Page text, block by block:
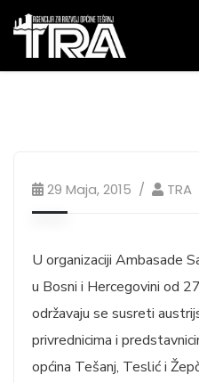
29 Maja, 2015 TRA
U organizaciji Ambasade
u Bosni i Hercegovini od
održavaju se susreti
privrednicima i
općina Tešanj, Teslić i